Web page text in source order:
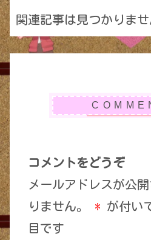
関連記事は見つかりませ
コメントをどうぞ
メールアドレスが公
りません。
* が付い
目です